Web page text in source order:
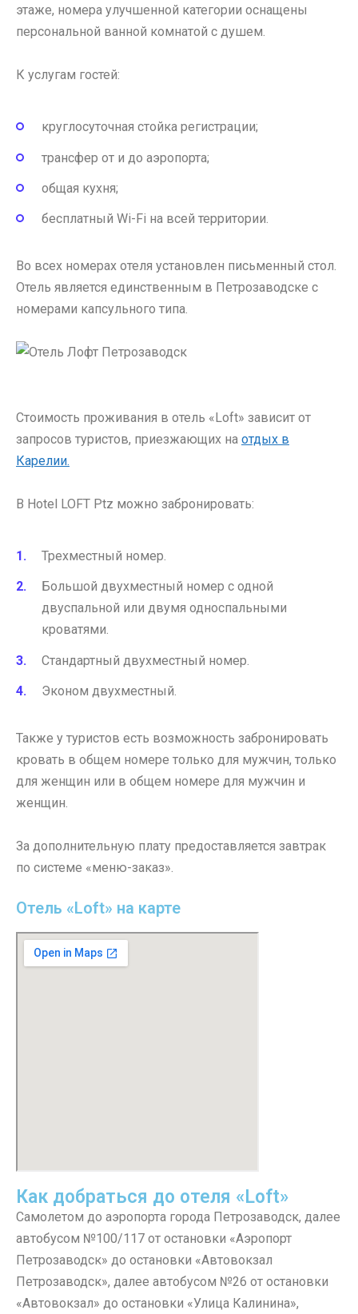
этаже, номера улучшенной категории оснащены
персональной ванной комнатой с душем.
К услугам гостей:
круглосуточная стойка регистрации;
трансфер от и до аэропорта;
общая кухня;
бесплатный Wi-Fi на всей территории.
Во всех номерах отеля установлен письменный стол.
Отель является единственным в Петрозаводске с
номерами капсульного типа.
Стоимость проживания в отель «Loft» зависит от
запросов туристов, приезжающих на отдых в
Карелии.
В Hotel LOFT Ptz можно забронировать:
Трехместный номер.
Большой двухместный номер с одной
двуспальной или двумя односпальными
кроватями.
Стандартный двухместный номер.
Эконом двухместный.
Также у туристов есть возможность забронировать
кровать в общем номере только для мужчин, только
для женщин или в общем номере для мужчин и
женщин.
За дополнительную плату предоставляется завтрак
по системе «меню-заказ».
Отель «Loft» на карте
Как добраться до отеля «Loft»
Самолетом до аэропорта города Петрозаводск, далее
автобусом №100/117 от остановки «Аэропорт
Петрозаводск» до остановки «Автовокзал
Петрозаводск», далее автобусом №26 от остановки
«Автовокзал» до остановки «Улица Калинина»,